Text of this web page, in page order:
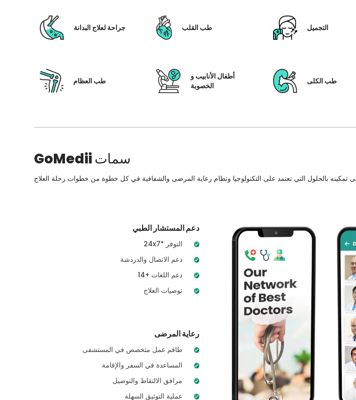
جراحة لعلاج البدانة طب القلب التجميل
طب العظام
أطفال الأنابيب و
الخصوبة
طب الكلى
GoMediiسمات
دعم المستشار الطبي
رعاية المرضى